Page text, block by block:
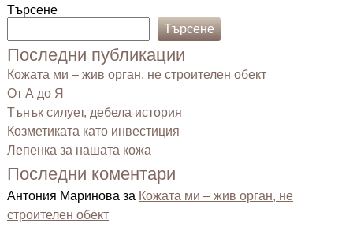
Търсене
Търсене
Последни публикации
Кожата ми – жив орган, не строителен обект
От А до Я
Тънък силует, дебела история
Козметиката като инвестиция
Лепенка за нашата кожа
Последни коментари
Антония Маринова за Кожата ми – жив орган, не
строителен обект